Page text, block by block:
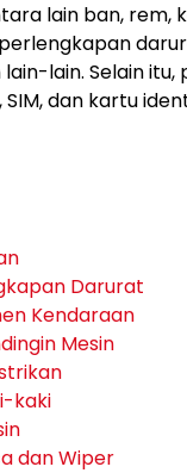
lain ban, rem,
lain. Selain
dan kartu
Darurat
Kendaraan
Mesin
kaki
dan Wiper